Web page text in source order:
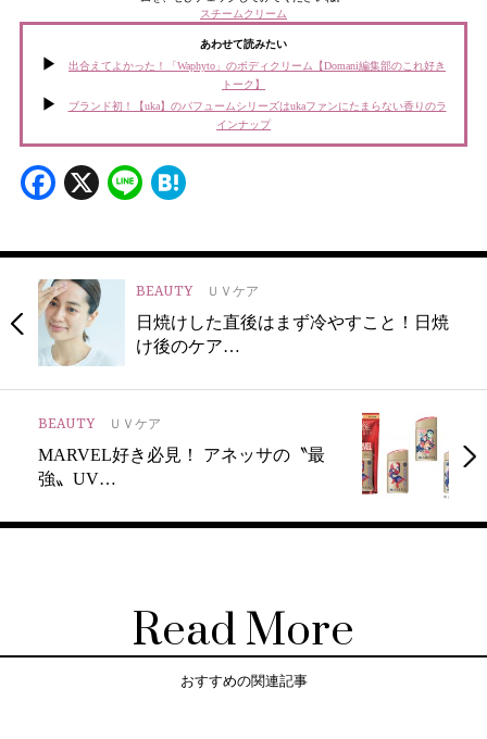
スチームクリーム
あわせて読みたい
出合えてよかった！「Waphyto」のボディクリーム【Domani編集部のこれ好き
トーク】
ブランド初！【uka】のパフュームシリーズはukaファンにたまらない香りのラ
インナップ
Facebook
X Line
BEAUTY ＵＶケア
日焼けした直後はまず冷やすこと！日焼
け後のケア…
BEAUTY ＵＶケア
MARVEL好き必見！ アネッサの〝最
強〟UV…
Read More
おすすめの関連記事